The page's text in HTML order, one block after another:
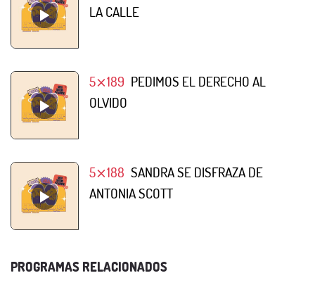
LA CALLE
5⨯189 PEDIMOS EL DERECHO AL
OLVIDO
5⨯188 SANDRA SE DISFRAZA DE
ANTONIA SCOTT
PROGRAMAS RELACIONADOS